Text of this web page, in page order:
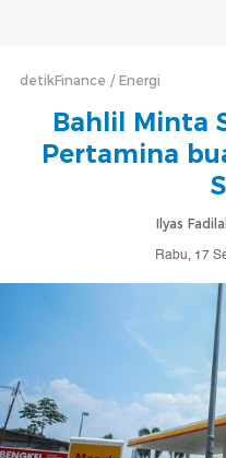
detikFinance Energi
Bahlil Minta
Pertamina
Ilyas
Rabu, 17